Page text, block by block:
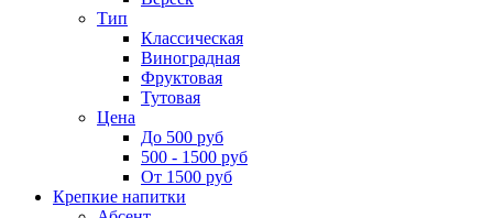
Тип
Классическая
Виноградная
Фруктовая
Тутовая
Цена
До 500 руб
500 - 1500 руб
От 1500 руб
Крепкие напитки